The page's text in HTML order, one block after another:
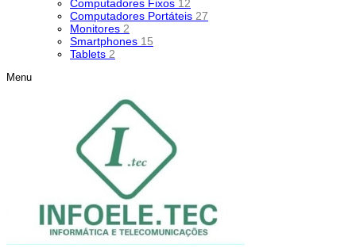
Computadores Fixos 12
Computadores Portáteis 27
Monitores 2
Smartphones 15
Tablets 2
Menu